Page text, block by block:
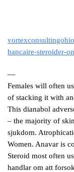
bancaire-steroider-
—
Females will often
of stacking it with
This dianabol
– the majority of
sjukdom.
Women. Anavar is
Steroid most often
handlar om att